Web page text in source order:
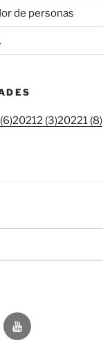
de personas
20212 (3)20221 (8)
Youtube
UOC